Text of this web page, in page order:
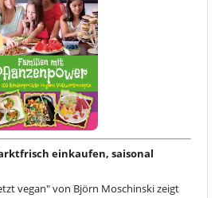
einkaufen, saisonal
vegan" von Björn Moschinski zeigt